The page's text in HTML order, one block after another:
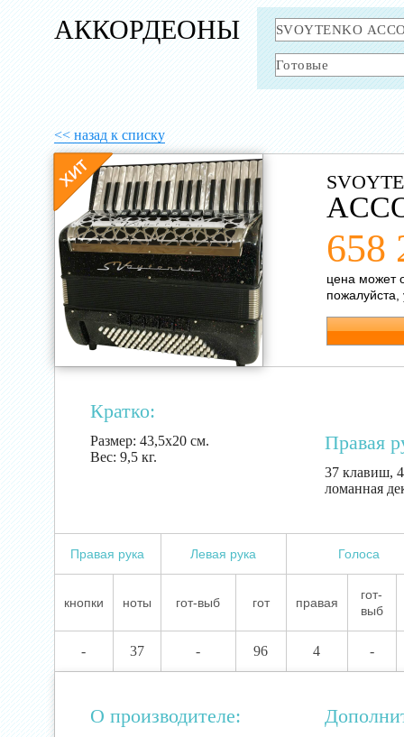
АККОРДЕОНЫ
<< назад к списку
658
цена может
пожалуйста,
Кратко:
Размер: 43,5х20 см.
Вес: 9,5 кг.
Правая
37 клавиш, 4
ломанная
Правая рука Левая рука Голоса
кнопки ноты гот-выб гот правая
гот-
выб
- 37 - 96 4 -
О производителе: